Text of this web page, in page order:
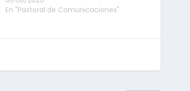
En "Pastoral de Comunicaciones"